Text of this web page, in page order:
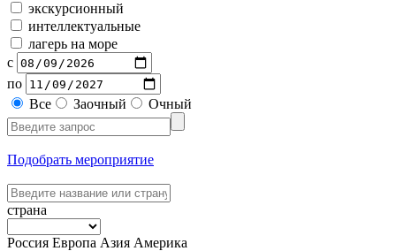
экскурсионный
интеллектуальные
лагерь на море
с
по
Все
Заочный Очный
Подобрать мероприятие
страна
Россия Европа Азия Америка